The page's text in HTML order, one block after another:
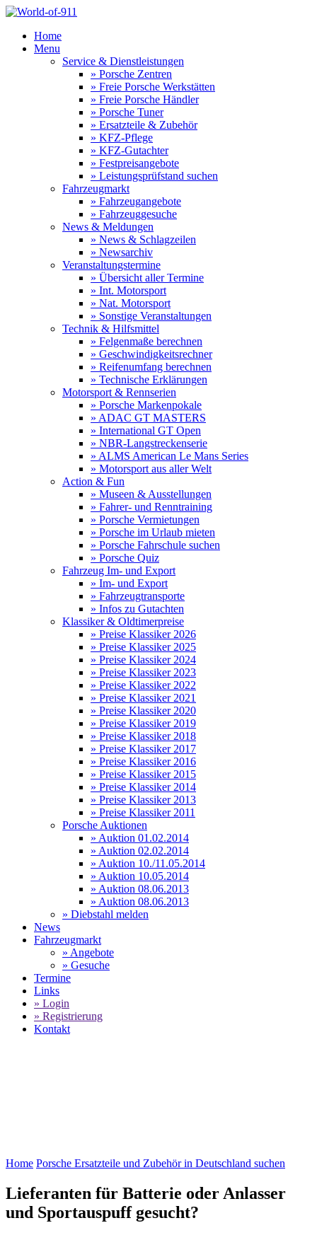
Home
Menu
Service & Dienstleistungen
» Porsche Zentren
» Freie Porsche Werkstätten
» Freie Porsche Händler
» Porsche Tuner
» Ersatzteile & Zubehör
» KFZ-Pflege
» KFZ-Gutachter
» Festpreisangebote
» Leistungsprüfstand suchen
Fahrzeugmarkt
» Fahrzeugangebote
» Fahrzeuggesuche
News & Meldungen
» News & Schlagzeilen
» Newsarchiv
Veranstaltungstermine
» Übersicht aller Termine
» Int. Motorsport
» Nat. Motorsport
» Sonstige Veranstaltungen
Technik & Hilfsmittel
» Felgenmaße berechnen
» Geschwindigkeitsrechner
» Reifenumfang berechnen
» Technische Erklärungen
Motorsport & Rennserien
» Porsche Markenpokale
» ADAC GT MASTERS
» International GT Open
» NBR-Langstreckenserie
» ALMS American Le Mans Series
» Motorsport aus aller Welt
Action & Fun
» Museen & Ausstellungen
» Fahrer- und Renntraining
» Porsche Vermietungen
» Porsche im Urlaub mieten
» Porsche Fahrschule suchen
» Porsche Quiz
Fahrzeug Im- und Export
» Im- und Export
» Fahrzeugtransporte
» Infos zu Gutachten
Klassiker & Oldtimerpreise
» Preise Klassiker 2026
» Preise Klassiker 2025
» Preise Klassiker 2024
» Preise Klassiker 2023
» Preise Klassiker 2022
» Preise Klassiker 2021
» Preise Klassiker 2020
» Preise Klassiker 2019
» Preise Klassiker 2018
» Preise Klassiker 2017
» Preise Klassiker 2016
» Preise Klassiker 2015
» Preise Klassiker 2014
» Preise Klassiker 2013
» Preise Klassiker 2011
Porsche Auktionen
» Auktion 01.02.2014
» Auktion 02.02.2014
» Auktion 10./11.05.2014
» Auktion 10.05.2014
» Auktion 08.06.2013
» Auktion 08.06.2013
» Diebstahl melden
News
Fahrzeugmarkt
» Angebote
» Gesuche
Termine
Links
» Login
» Registrierung
Kontakt
Home Porsche Ersatzteile und Zubehör in Deutschland suchen
Lieferanten für Batterie oder Anlasser
und Sportauspuff gesucht?